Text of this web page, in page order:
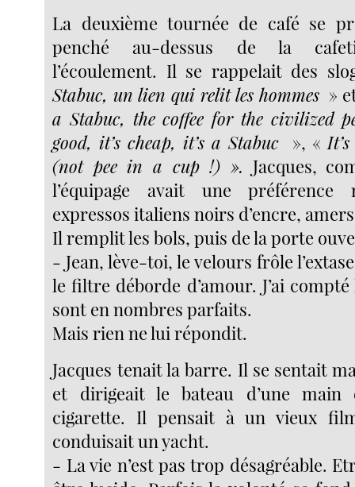
La deuxième tournée de café se
penché au-dessus de la
l’écoulement. Il se rappelait des
Stabuc, un lien qui relit les hommes »
a Stabuc, the coffee for the civilized
good, it’s cheap, it’s a Stabuc », «
(not pee in a cup !) ». Jacques,
l’équipage avait une
expressos italiens noirs d’encre,
Il remplit les bols, puis de la porte
- Jean, lève-toi, le velours frôle
le filtre déborde d’amour. J’ai
sont en nombres parfaits.
Mais rien ne lui répondit.
Jacques tenait la barre. Il se sentait
et dirigeait le bateau d’une
cigarette. Il pensait à un vieux
conduisait un yacht.
- La vie n’est pas trop désagréable.